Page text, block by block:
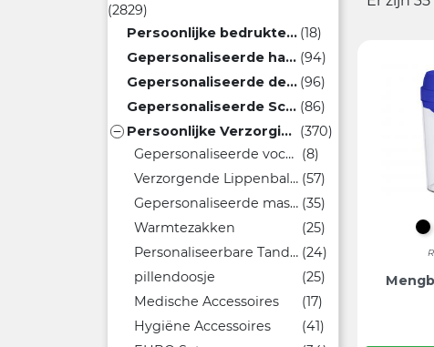
(2829)
Persoonlijke bedrukte magneten (18)
Gepersonaliseerde handdoeken (94)
Gepersonaliseerde dekens (96)
Gepersonaliseerde Schorten (86)
 Persoonlijke Verzorging Geschenken (370)
Gepersonaliseerde vochtige doekjes (8)
Verzorgende Lippenbalsem (57)
Gepersonaliseerde massageapparaten (35)
Warmtezakken
(25)
Personaliseerbare Tandenborstels (24)
pillendoosje
(25)
Medische Accessoires
(17)
Hygiëne Accessoires
(41)